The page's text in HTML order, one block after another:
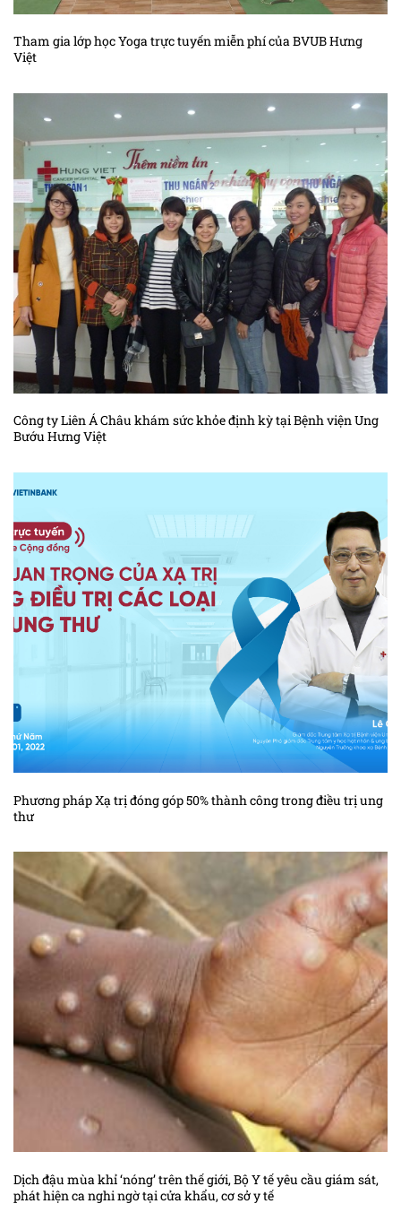
Tham gia lớp học Yoga trực tuyến miễn phí của BVUB Hưng
Việt
Công ty Liên Á Châu khám sức khỏe định kỳ tại Bệnh viện Ung
Bướu Hưng Việt
Phương pháp Xạ trị đóng góp 50% thành công trong điều trị ung
thư
Dịch đậu mùa khỉ ‘nóng’ trên thế giới, Bộ Y tế yêu cầu giám sát,
phát hiện ca nghi ngờ tại cửa khẩu, cơ sở y tế